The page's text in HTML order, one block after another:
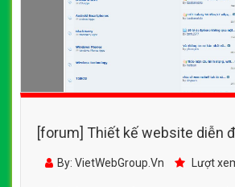
[forum] Thiết kế website diễn
đẹp, chuyên nghiệp chuẩn SEO
By: VietWebGroup.Vn Lượt